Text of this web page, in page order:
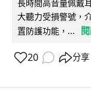
長時間高音量佩戴
大聽力受損警號，
置防護功能，...
20 分享